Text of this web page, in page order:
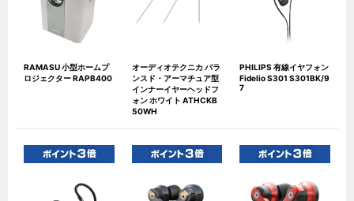
RAMASU 小型ホームプ
ロジェクター RAPB400
オーディオテクニカ バラ
ンスド・アーマチュア型
インナーイヤーヘッドフ
ォン ホワイト ATHCKB
50WH
PHILIPS 有線イヤフォン
Fidelio S301 S301BK/9
7